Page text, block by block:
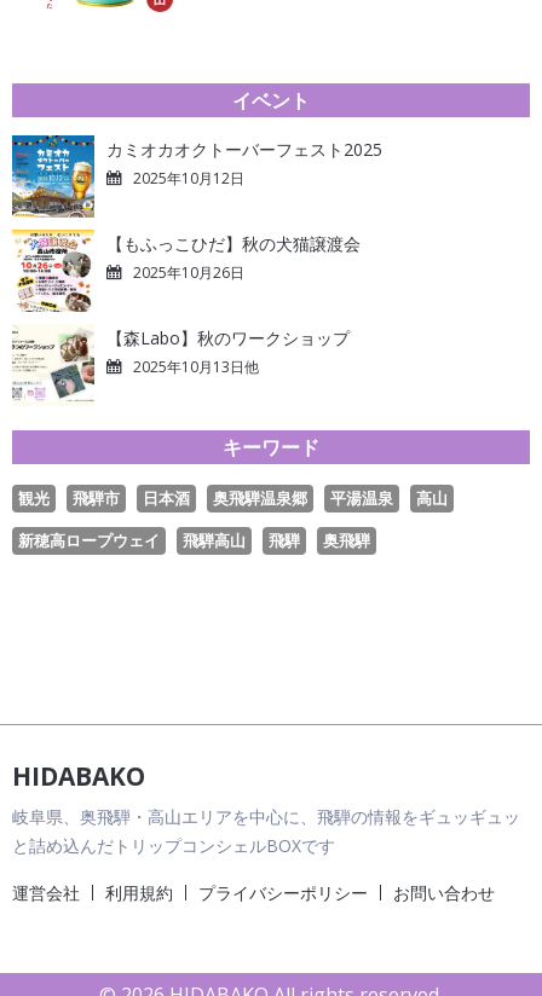
イベント
カミオカオクトーバーフェスト2025
2025年10月12日
【もふっこひだ】秋の犬猫譲渡会
2025年10月26日
【森Labo】秋のワークショップ
2025年10月13日他
キーワード
観光 飛騨市 日本酒 奥飛騨温泉郷 平湯温泉
高山
新穂高ロープウェイ
飛騨高山 飛騨 奥飛騨
HIDABAKO
岐阜県、奥飛騨・高山エリアを中心に、飛騨の情報をギュッギュッ
と詰め込んだトリップコンシェルBOXです
運営会社 利用規約 プライバシーポリシー お問い合わせ